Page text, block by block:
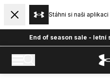
Stáhni si naši aplikaci
End of season sale - letní